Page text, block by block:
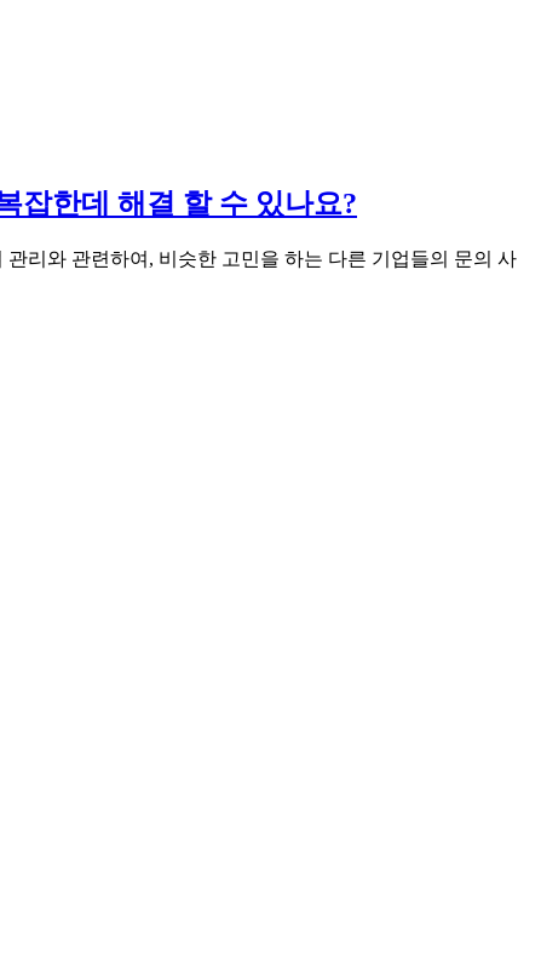
잡한데 해결 할 수 있나요?
리와 관련하여, 비슷한 고민을 하는 다른 기업들의 문의 사